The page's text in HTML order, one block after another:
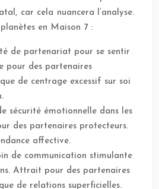
car cela nuancera l’analyse.
en Maison 7 :
de partenariat pour se sentir
pour des partenaires
de centrage excessif sur soi
sécurité émotionnelle dans les
des partenaires protecteurs.
affective.
de communication stimulante
Attrait pour des partenaires
de relations superficielles.